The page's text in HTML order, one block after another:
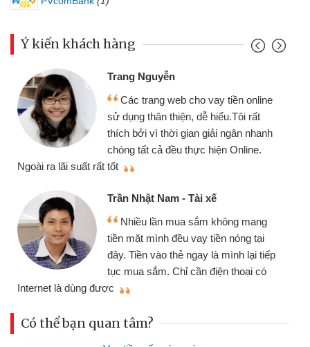
Ý kiến khách hàng
cho vay tiền online
dễ hiểu.Tôi rất
giải ngân nhanh
hiện Online.
Tài xế
sắm không mang
vay tiền nóng tại
ngay là mình lại tiếp
cần điện thoại có
Mình cần tiền gấp
chiếc xe wave nhưng
gói vay tiền bằng
cần gặp mặt nên rất
thiệu cho bạn bè biết
Cấn Văn Lực - Tạp
nhiều lúc cần vốn
đến website qua bạn
đã giải quyết được
Có thể bạn quan tâm?